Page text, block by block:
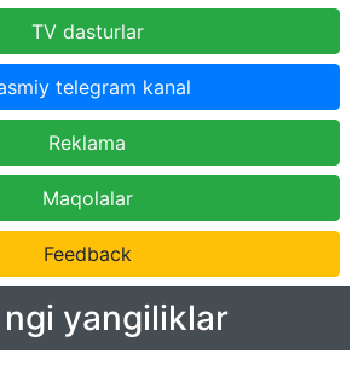
TV dasturlar
telegram kanal
Reklama
Maqolalar
Feedback
yangiliklar